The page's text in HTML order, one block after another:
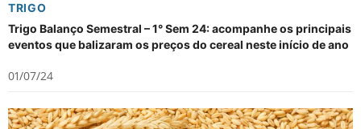
TRIGO
Trigo Balanço Semestral – 1° Sem 24: acompanhe os principais
eventos que balizaram os preços do cereal neste início de ano
01/07/24